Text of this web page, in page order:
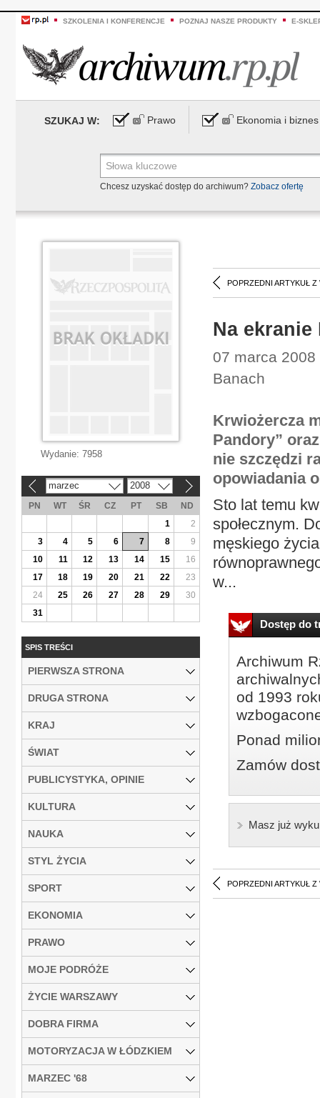
SZKOLENIA I KONFERENCJE POZNAJ NASZE PRODUKTY E-
SZUKAJ W: Prawo Ekonomia i biznes
Chcesz uzyskać dostęp do archiwum? Zobacz ofertę
POPRZEDNI ARTYKUŁ Z
Na
07 marca
Banach
Krwiożercza
Pandory”
nie szczędzi
opowiadania
Sto lat temu
społecznym.
męskiego
w...
Dostęp do
Archiwum
od 1993
Ponad
Zamów
Masz już
POPRZEDNI ARTYKUŁ Z
Wydanie: 7958
marzec 2008
PN WT ŚR CZ PT SB
ND
1
2
3
4 5 6 7 8
9
10
11 12 13 14 15
16
17
18 19 20 21 22
23
24
25 26 27 28 29
30
31
SPIS TREŚCI
PIERWSZA STRONA
DRUGA STRONA
KRAJ
ŚWIAT
PUBLICYSTYKA, OPINIE
KULTURA
NAUKA
STYL ŻYCIA
SPORT
EKONOMIA
PRAWO
MOJE PODRÓŻE
ŻYCIE WARSZAWY
DOBRA FIRMA
MOTORYZACJA W ŁÓDZKIEM
MARZEC '68